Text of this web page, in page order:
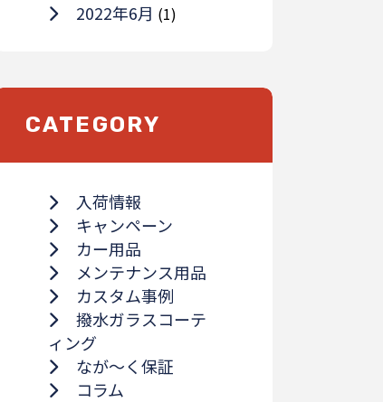
2022年6月 (1)
CATEGORY
入荷情報
キャンペーン
カー用品
メンテナンス用品
カスタム事例
撥水ガラスコーテ
ィング
なが～く保証
コラム